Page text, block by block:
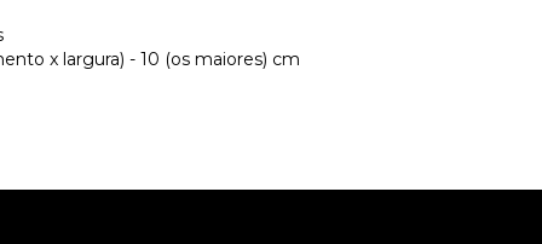
x largura) - 10 (os maiores) cm